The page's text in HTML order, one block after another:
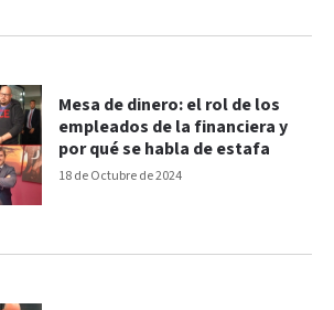
18 de Octubre de 2024
Mesa de dinero: el rol de los
empleados de la financiera y
por qué se habla de estafa